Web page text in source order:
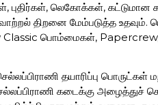
லெகோக்கள்,
திறனை மேம்படுத்த
Classic பொம்மைகள்,
தயாரிப்பு பொருட்கள்
கடைக்கு அழைத்துச்